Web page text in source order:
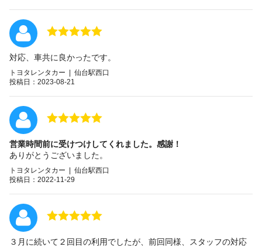
対応、車共に良かったです。
トヨタレンタカー | 仙台駅西口
投稿日：2023-08-21
営業時間前に受けつけしてくれました。感謝！
ありがとうございました。
トヨタレンタカー | 仙台駅西口
投稿日：2022-11-29
３月に続いて２回目の利用でしたが、前回同様、スタッフの対応